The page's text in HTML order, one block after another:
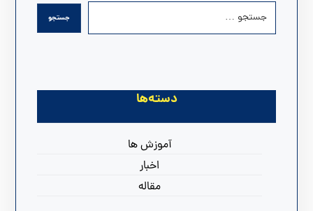
دسته‌ها
آموزش ها
اخبار
مقاله